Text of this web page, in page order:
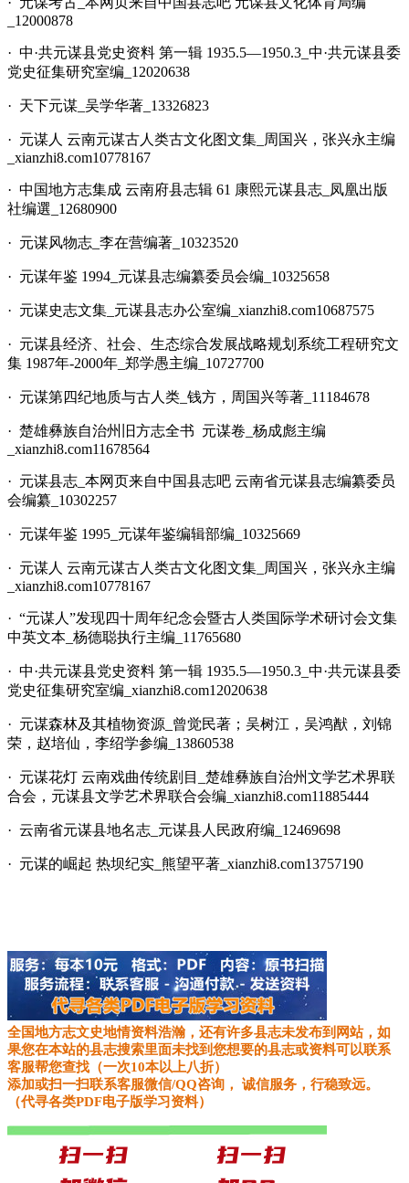
_12000878
· 中·共元谋县党史资料 第一辑 1935.5—1950.3_中·共元谋县委
党史征集研究室编_12020638
· 天下元谋_吴学华著_13326823
· 元谋人 云南元谋古人类古文化图文集_周国兴，张兴永主编
_xianzhi8.com10778167
· 中国地方志集成 云南府县志辑 61 康熙元谋县志_凤凰出版
社编選_12680900
· 元谋风物志_李在营编著_10323520
· 元谋年鉴 1994_元谋县志编纂委员会编_10325658
· 元谋史志文集_元谋县志办公室编_xianzhi8.com10687575
· 元谋县经济、社会、生态综合发展战略规划系统工程研究文
集 1987年-2000年_郑学愚主编_10727700
· 元谋第四纪地质与古人类_钱方，周国兴等著_11184678
· 楚雄彝族自治州旧方志全书 元谋卷_杨成彪主编
_xianzhi8.com11678564
· 元谋县志_ 本网页来自中国县志吧 云南省元谋县志编纂委员
会编纂_10302257
· 元谋年鉴 1995_元谋年鉴编辑部编_10325669
· 元谋人 云南元谋古人类古文化图文集_周国兴，张兴永主编
_xianzhi8.com10778167
· “元谋人”发现四十周年纪念会暨古人类国际学术研讨会文集
中英文本_杨德聪执行主编_11765680
· 中·共元谋县党史资料 第一辑 1935.5—1950.3_中·共元谋县委
党史征集研究室编_xianzhi8.com12020638
· 元谋森林及其植物资源_曾觉民著；吴树江，吴鸿猷，刘锦
荣，赵培仙，李绍学参编_13860538
· 元谋花灯 云南戏曲传统剧目_楚雄彝族自治州文学艺术界联
合会，元谋县文学艺术界联合会编_xianzhi8.com11885444
· 云南省元谋县地名志_元谋县人民政府编_12469698
· 元谋的崛起 热坝纪实_熊望平著_xianzhi8.com13757190
全国地方志文史地情资料浩瀚，还有许多县志未发布到网站，如
果您在本站的县志搜索里面未找到您想要的县志或资料可以联系
客服帮您查找（一次10本以上八折）
添加或扫一扫联系客服微信/QQ咨询， 诚信服务，行稳致远。
（代寻各类PDF电子版学习资料）